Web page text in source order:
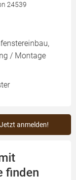
24539
/ Montage
anmelden!
finden